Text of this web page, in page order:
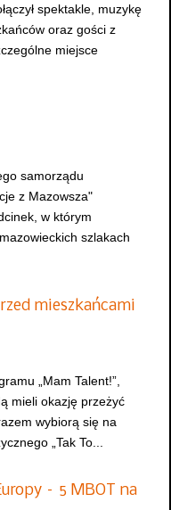
spektakle, muzykę
oraz gości z
miejsce
samorządu
z Mazowsza"
w którym
szlakach
mieszkańcami
„Mam Talent!”,
mieli okazję przeżyć
wybiorą się na
„Tak To...
– 5 MBOT na